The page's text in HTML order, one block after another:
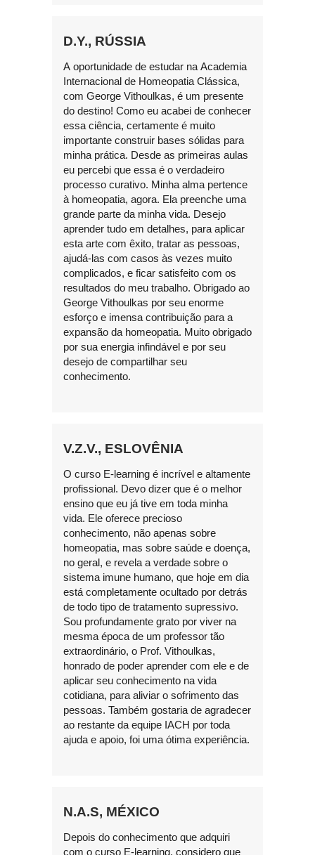
D.Y., RÚSSIA
A oportunidade de estudar na Academia
Internacional de Homeopatia Clássica,
com George Vithoulkas, é um presente
do destino! Como eu acabei de conhecer
essa ciência, certamente é muito
importante construir bases sólidas para
minha prática. Desde as primeiras aulas
eu percebi que essa é o verdadeiro
processo curativo. Minha alma pertence
à homeopatia, agora. Ela preenche uma
grande parte da minha vida. Desejo
aprender tudo em detalhes, para aplicar
esta arte com êxito, tratar as pessoas,
ajudá-las com casos às vezes muito
complicados, e ficar satisfeito com os
resultados do meu trabalho. Obrigado ao
George Vithoulkas por seu enorme
esforço e imensa contribuição para a
expansão da homeopatia. Muito obrigado
por sua energia infindável e por seu
desejo de compartilhar seu
conhecimento.
V.Z.V., ESLOVÊNIA
O curso E-learning é incrível e altamente
profissional. Devo dizer que é o melhor
ensino que eu já tive em toda minha
vida. Ele oferece precioso
conhecimento, não apenas sobre
homeopatia, mas sobre saúde e doença,
no geral, e revela a verdade sobre o
sistema imune humano, que hoje em dia
está completamente ocultado por detrás
de todo tipo de tratamento supressivo.
Sou profundamente grato por viver na
mesma época de um professor tão
extraordinário, o Prof. Vithoulkas,
honrado de poder aprender com ele e de
aplicar seu conhecimento na vida
cotidiana, para aliviar o sofrimento das
pessoas. Também gostaria de agradecer
ao restante da equipe IACH por toda
ajuda e apoio, foi uma ótima experiência.
N.A.S, MÉXICO
Depois do conhecimento que adquiri
com o curso E-learning, considero que